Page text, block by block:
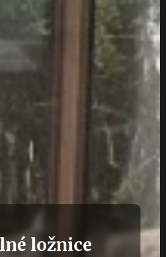
ložnice